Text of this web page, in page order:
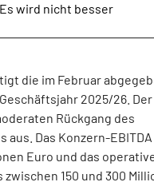
wird nicht besser
die im Februar
2025/26.
Rückgang des
aus. Das Konzern-
Euro und das
150 und 300